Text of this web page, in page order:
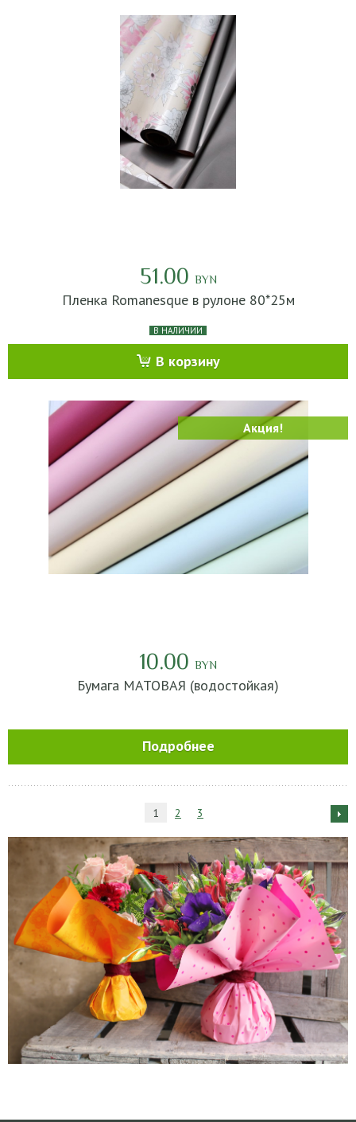
51.00 BYN
Пленка Romanesque в рулоне 80*25м
В НАЛИЧИИ
В корзину
Акция!
10.00 BYN
Бумага МАТОВАЯ (водостойкая)
Подробнее
1 2 3